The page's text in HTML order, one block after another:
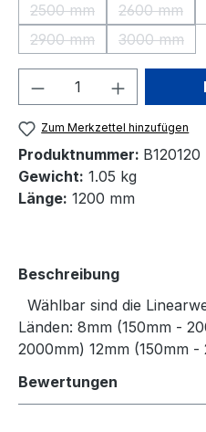
2500 mm
(Diese Option ist
2600 mm
(Diese
2900 mm
(Diese Option ist zurzeit
3000 mm
(Diese
Produkt Anzahl:
Zum Merkzettel hinzufügen
Produktnummer: B120120
Gewicht: 1.05 kg
Länge: 1200 mm
Beschreibung
Wählbar sind die
Länden: 8mm (150mm -
2000mm) 12mm (150mm
Bewertungen